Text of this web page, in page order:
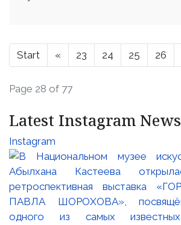
Start « 23 24 25 26
Page 28 of 77
Latest Instagram News
Instagram